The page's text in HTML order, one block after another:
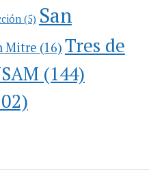
(5) San
Mitre (16) Tres de
(144)